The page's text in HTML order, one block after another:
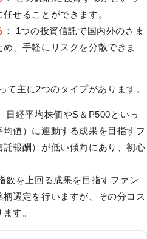
せることができます。
： 1つの投資信託で国内外のさま
、手軽にリスクを分散できま
て主に2つのタイプがあります。
日経平均株価やS＆P500といっ
値）に連動する成果を目指すフ
託報酬）が低い傾向にあり、初心
数を上回る成果を目指すファン
柄選定を行いますが、その分コス
す。